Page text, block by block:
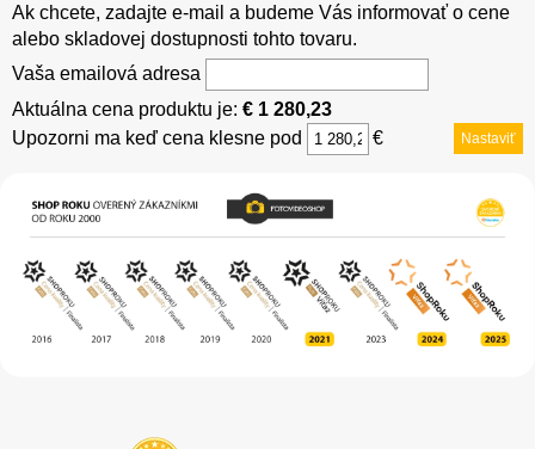
Ak chcete, zadajte e-mail a budeme Vás informovať o cene
alebo skladovej dostupnosti tohto tovaru.
Vaša emailová adresa
Aktuálna cena produktu je: € 1 280,23
Upozorni ma keď cena klesne pod
€ Nastaviť